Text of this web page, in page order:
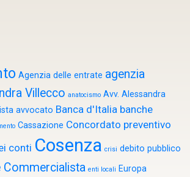
Agenzia delle entrate agenzia
Villecco anatocismo Avv. Alessandra
avvocato Banca d'Italia banche
Cassazione Concordato preventivo
conti Cosenza crisi debito pubblico
Commercialista enti locali Europa